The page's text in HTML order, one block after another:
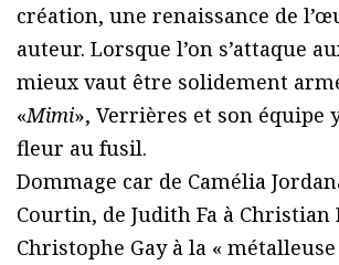
création, une renaissance de
auteur. Lorsque l’on s’attaque
mieux vaut être solidement
«Mimi», Verrières et son équipe
fleur au fusil.
Dommage car de Camélia
Courtin, de Judith Fa à Christian
Christophe Gay à la «